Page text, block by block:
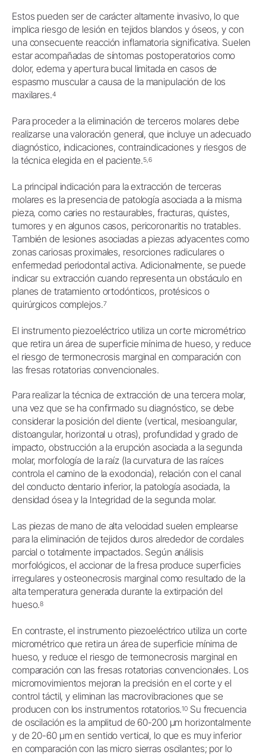
Estos pueden ser de carácter altamente invasivo, lo que
implica riesgo de lesión en tejidos blandos y óseos, y con
una consecuente reacción inflamatoria significativa. Suelen
estar acompañadas de síntomas postoperatorios como
dolor, edema y apertura bucal limitada en casos de
espasmo muscular a causa de la manipulación de los
maxilares.4
Para proceder a la eliminación de terceros molares debe
realizarse una valoración general, que incluye un adecuado
diagnóstico, indicaciones, contraindicaciones y riesgos de
la técnica elegida en el paciente.5,6
La principal indicación para la extracción de terceras
molares es la presencia de patología asociada a la misma
pieza, como caries no restaurables, fracturas, quistes,
tumores y en algunos casos, pericoronaritis no tratables.
También de lesiones asociadas a piezas adyacentes como
zonas cariosas proximales, resorciones radiculares o
enfermedad periodontal activa. Adicionalmente, se puede
indicar su extracción cuando representa un obstáculo en
planes de tratamiento ortodónticos, protésicos o
quirúrgicos complejos.7
El instrumento piezoeléctrico utiliza un corte micrométrico
que retira un área de superficie mínima de hueso, y reduce
el riesgo de termonecrosis marginal en comparación con
las fresas rotatorias convencionales.
Para realizar la técnica de extracción de una tercera molar,
una vez que se ha confirmado su diagnóstico, se debe
considerar la posición del diente (vertical, mesioangular,
distoangular, horizontal u otras), profundidad y grado de
impacto, obstrucción a la erupción asociada a la segunda
molar, morfología de la raíz (la curvatura de las raíces
controla el camino de la exodoncia), relación con el canal
del conducto dentario inferior, la patología asociada, la
densidad ósea y la Integridad de la segunda molar.
Las piezas de mano de alta velocidad suelen emplearse
para la eliminación de tejidos duros alrededor de cordales
parcial o totalmente impactados. Según análisis
morfológicos, el accionar de la fresa produce superficies
irregulares y osteonecrosis marginal como resultado de la
alta temperatura generada durante la extirpación del
hueso.8
En contraste, el instrumento piezoeléctrico utiliza un corte
micrométrico que retira un área de superficie mínima de
hueso, y reduce el riesgo de termonecrosis marginal en
comparación con las fresas rotatorias convencionales. Los
micromovimientos mejoran la precisión en el corte y el
control táctil, y eliminan las macrovibraciones que se
producen con los instrumentos rotatorios.10 Su frecuencia
de oscilación es la amplitud de 60-200 μm horizontalmente
y de 20-60 μm en sentido vertical, lo que es muy inferior
en comparación con las micro sierras oscilantes; por lo